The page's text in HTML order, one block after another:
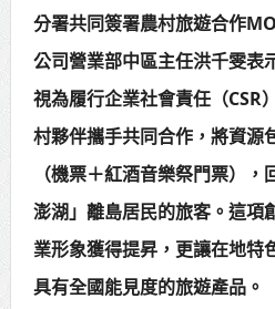
分署共同簽署農村旅遊合作
公司營業部中區主任洪千雯表
視為履行企業社會責任（CSR
村夥伴攜手共同合作，將資源
（機票＋紅酒音樂祭門票），
澎湖」離島居民的旅客。這項
業形象獲得提昇，更讓在地特
具有全國能見度的旅遊產品。